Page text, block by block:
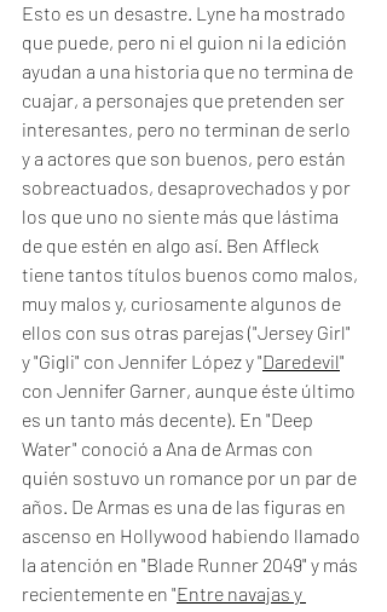
Esto es un desastre. Lyne ha mostrado
que puede, pero ni el guion ni la edición
ayudan a una historia que no termina de
cuajar, a personajes que pretenden ser
interesantes, pero no terminan de serlo
y a actores que son buenos, pero están
sobreactuados, desaprovechados y por
los que uno no siente más que lástima
de que estén en algo así. Ben Affleck
tiene tantos títulos buenos como malos,
muy malos y, curiosamente algunos de
ellos con sus otras parejas ("Jersey Girl"
y "Gigli" con Jennifer López y "Daredevil"
con Jennifer Garner, aunque éste último
es un tanto más decente). En "Deep
Water" conoció a Ana de Armas con
quién sostuvo un romance por un par de
años. De Armas es una de las figuras en
ascenso en Hollywood habiendo llamado
la atención en "Blade Runner 2049" y más
recientemente en "Entre navajas y